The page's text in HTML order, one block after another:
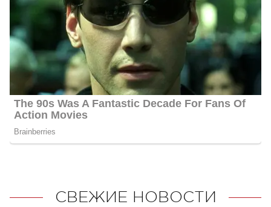
СВЕЖИЕ НОВОСТИ